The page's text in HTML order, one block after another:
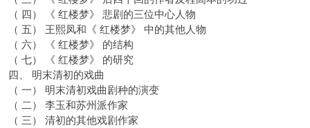
（ 四） 《 红楼梦》 悲剧的三位中心人物
（ 五） 王熙凤和《 红楼梦》 中的其他人物
（ 六） 《 红楼梦》 的结构
（ 七） 《 红楼梦》 的研究
四、 明末清初的戏曲
（ 一） 明末清初戏曲剧种的演变
（ 二） 李玉和苏州派作家
（ 三） 清初的其他戏剧作家